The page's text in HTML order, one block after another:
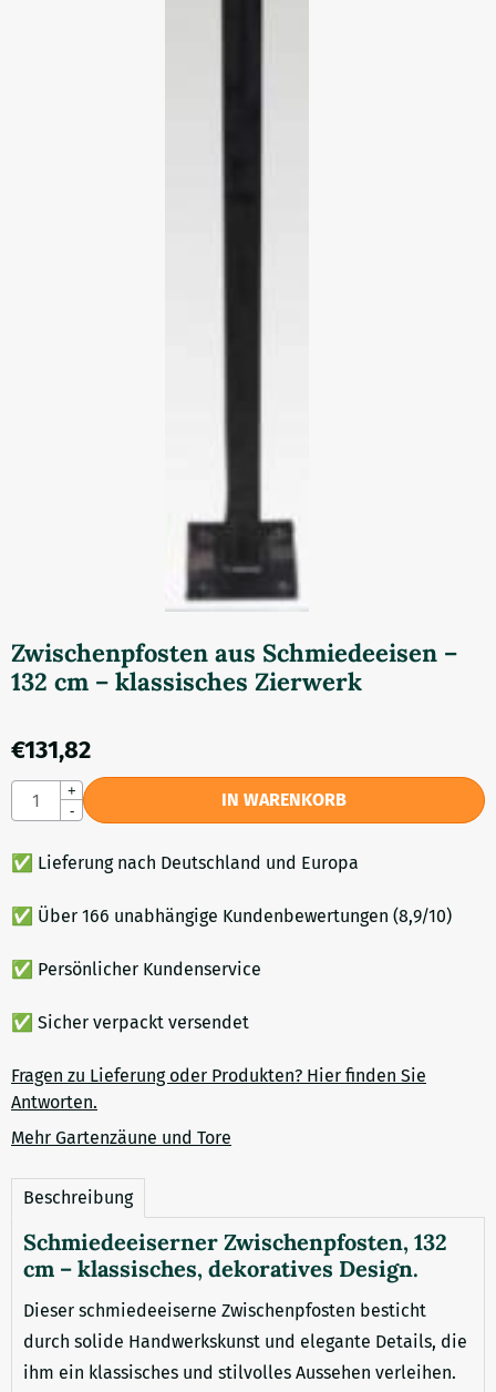
Zwischenpfosten aus Schmiedeeisen –
132 cm – klassisches Zierwerk
€131,82
Anzahl
+
-
IN WARENKORB
✅ Lieferung nach Deutschland und Europa
✅ Über 166 unabhängige Kundenbewertungen (8,9/10)
✅ Persönlicher Kundenservice
✅ Sicher verpackt versendet
Fragen zu Lieferung oder Produkten? Hier finden Sie
Antworten.
Mehr Gartenzäune und Tore
Beschreibung
Schmiedeeiserner Zwischenpfosten, 132
cm – klassisches, dekoratives Design.
Dieser schmiedeeiserne Zwischenpfosten besticht
durch solide Handwerkskunst und elegante Details, die
ihm ein klassisches und stilvolles Aussehen verleihen.